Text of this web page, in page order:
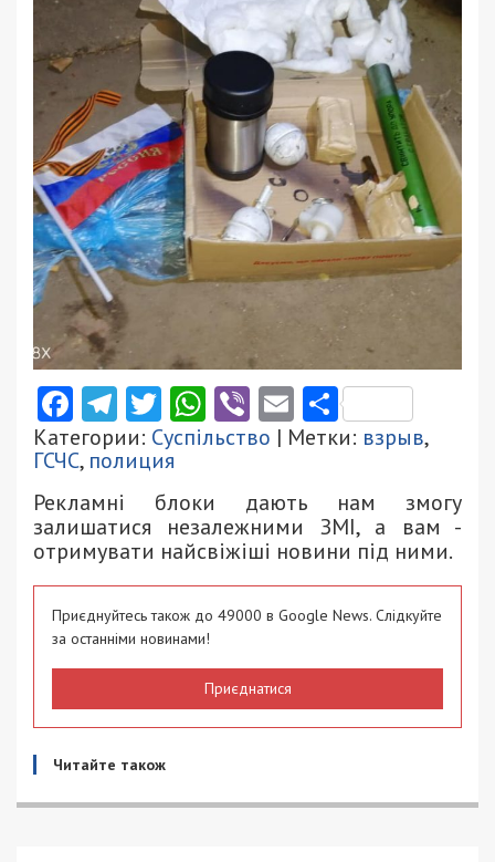
Facebook
Telegram
Twitter
WhatsApp
ViberEmail
Категории: Суспільство | Метки: взрыв,
ГСЧС, полиция
Рекламні блоки дають нам змогу
залишатися незалежними ЗМІ, а вам -
отримувати найсвіжіші новини під ними.
Приєднуйтесь також до 49000 в Google News. Слідкуйте
за останніми новинами!
Приєднатися
Читайте також